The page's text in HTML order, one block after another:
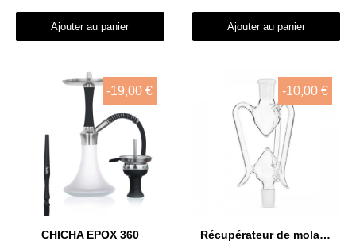
Ajouter au panier Ajouter au panier
Aperçu rapide
-19,00 €
CHICHA EPOX 360 Aperçu rapide
-10,00 €
Récupérateur de molasse Aladin 18/8